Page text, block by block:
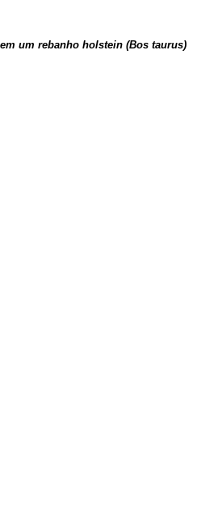
um rebanho holstein (Bos taurus)